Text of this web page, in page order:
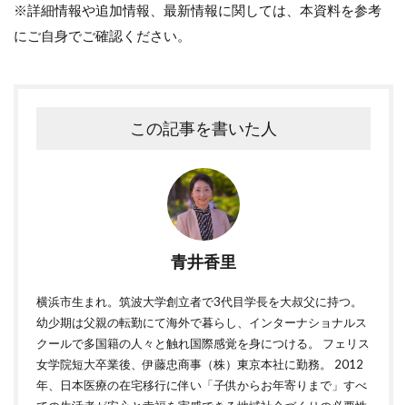
※詳細情報や追加情報、最新情報に関しては、本資料を参考
にご自身でご確認ください。
この記事を書いた人
青井香里
横浜市生まれ。筑波大学創立者で3代目学長を大叔父に持つ。
幼少期は父親の転勤にて海外で暮らし、インターナショナルス
クールで多国籍の人々と触れ国際感覚を身につける。 フェリス
女学院短大卒業後、伊藤忠商事（株）東京本社に勤務。 2012
年、日本医療の在宅移行に伴い「子供からお年寄りまで」すべ